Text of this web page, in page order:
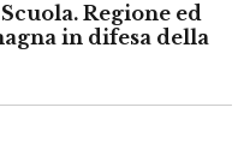
Scuola. Regione ed
in difesa della